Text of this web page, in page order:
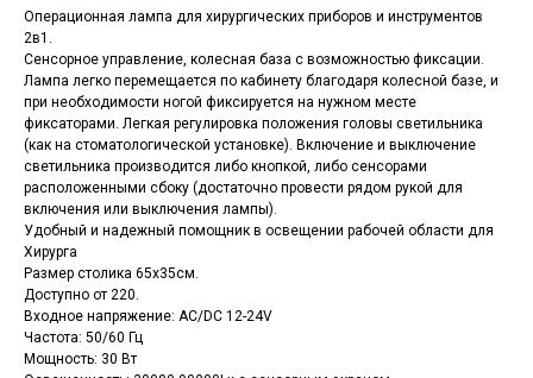
Операционная лампа для хирургических приборов и инструментов
2в1.
Сенсорное управление, колесная база с возможностью фиксации.
Лампа легко перемещается по кабинету благодаря колесной базе, и
при необходимости ногой фиксируется на нужном месте
фиксаторами. Легкая регулировка положения головы светильника
(как на стоматологической установке). Включение и выключение
светильника производится либо кнопкой, либо сенсорами
расположенными сбоку (достаточно провести рядом рукой для
включения или выключения лампы).
Удобный и надежный помощник в освещении рабочей области для
Хирурга
Размер столика 65х35см.
Доступно от 220.
Входное напряжение: AC/DC 12-24V
Частота: 50/60 Гц
Мощность: 30 Вт